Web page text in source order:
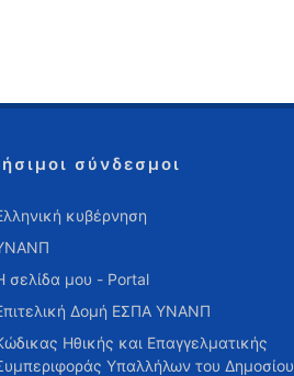
σύνδεσμοι
κυβέρνηση
σελίδα μου - Portal
Δομή ΕΣΠΑ ΥΝΑΝΠ
Ηθικής και Επαγγελματικής
Υπαλλήλων του Δημοσίου